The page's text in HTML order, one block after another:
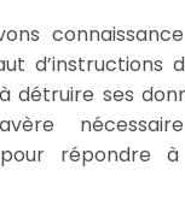
d’instructions
détruire ses
répondre